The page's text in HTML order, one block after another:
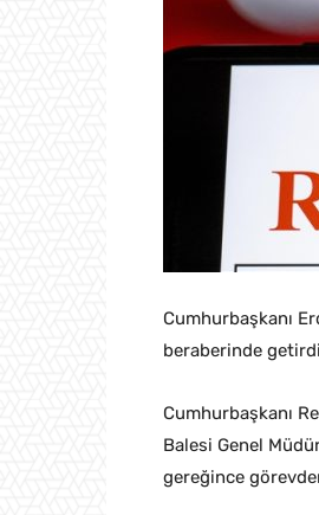
Cumhurbaşkanı
beraberinde
Cumhurbaşkanı
Balesi Genel
gereğince